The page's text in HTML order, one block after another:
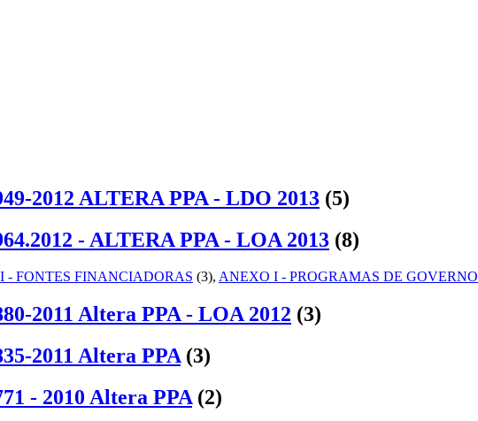
2012 ALTERA PPA - LDO 2013 (5)
- ALTERA PPA - LOA 2013 (8)
- FONTES FINANCIADORAS (3), ANEXO I - PROGRAMAS DE GOVERNO
2011 Altera PPA - LOA 2012 (3)
2011 Altera PPA (3)
- 2010 Altera PPA (2)